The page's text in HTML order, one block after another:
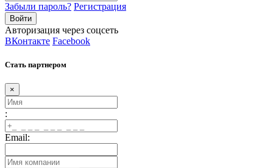
Забыли пароль? Регистрация
Авторизация через соцсеть
ВКонтакте Facebook
Стать партнером
×
:
Email: